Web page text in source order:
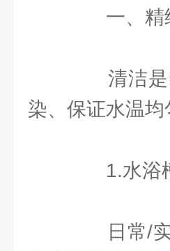
一、精细
清洁是
染、保证水温均
1.水浴槽
日常/实